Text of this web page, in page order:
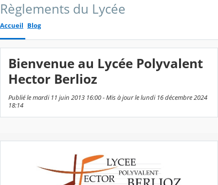
Règlements du Lycée
Accueil Blog
Bienvenue au Lycée Polyvalent
Hector Berlioz
Publié le mardi 11 juin 2013 16:00 - Mis à jour le lundi 16 décembre 2024
18:14